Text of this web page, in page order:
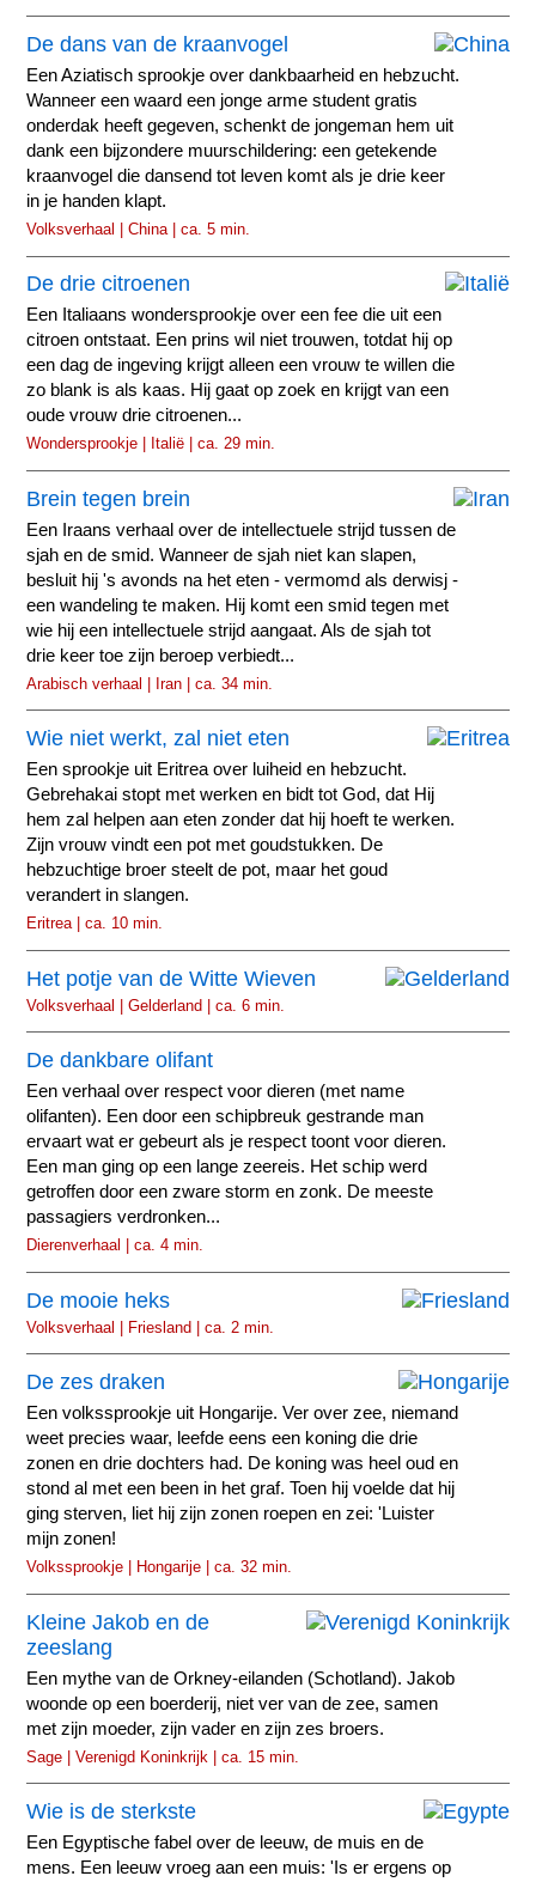
De dans van de kraanvogel
Een Aziatisch sprookje over dankbaarheid en hebzucht.
Wanneer een waard een jonge arme student gratis
onderdak heeft gegeven, schenkt de jongeman hem uit
dank een bijzondere muurschildering: een getekende
kraanvogel die dansend tot leven komt als je drie keer
in je handen klapt.
Volksverhaal | China | ca. 5 min.
De drie citroenen
Een Italiaans wondersprookje over een fee die uit een
citroen ontstaat. Een prins wil niet trouwen, totdat hij op
een dag de ingeving krijgt alleen een vrouw te willen die
zo blank is als kaas. Hij gaat op zoek en krijgt van een
oude vrouw drie citroenen...
Wondersprookje | Italië | ca. 29 min.
Brein tegen brein
Een Iraans verhaal over de intellectuele strijd tussen de
sjah en de smid. Wanneer de sjah niet kan slapen,
besluit hij 's avonds na het eten - vermomd als derwisj -
een wandeling te maken. Hij komt een smid tegen met
wie hij een intellectuele strijd aangaat. Als de sjah tot
drie keer toe zijn beroep verbiedt...
Arabisch verhaal | Iran | ca. 34 min.
Wie niet werkt, zal niet eten
Een sprookje uit Eritrea over luiheid en hebzucht.
Gebrehakai stopt met werken en bidt tot God, dat Hij
hem zal helpen aan eten zonder dat hij hoeft te werken.
Zijn vrouw vindt een pot met goudstukken. De
hebzuchtige broer steelt de pot, maar het goud
verandert in slangen.
Eritrea | ca. 10 min.
Het potje van de Witte Wieven
Volksverhaal | Gelderland | ca. 6 min.
De dankbare olifant
Een verhaal over respect voor dieren (met name
olifanten). Een door een schipbreuk gestrande man
ervaart wat er gebeurt als je respect toont voor dieren.
Een man ging op een lange zeereis. Het schip werd
getroffen door een zware storm en zonk. De meeste
passagiers verdronken...
Dierenverhaal | ca. 4 min.
De mooie heks
Volksverhaal | Friesland | ca. 2 min.
De zes draken
Een volkssprookje uit Hongarije. Ver over zee, niemand
weet precies waar, leefde eens een koning die drie
zonen en drie dochters had. De koning was heel oud en
stond al met een been in het graf. Toen hij voelde dat hij
ging sterven, liet hij zijn zonen roepen en zei: 'Luister
mijn zonen!
Volkssprookje | Hongarije | ca. 32 min.
Kleine Jakob en de
zeeslang
Een mythe van de Orkney-eilanden (Schotland). Jakob
woonde op een boerderij, niet ver van de zee, samen
met zijn moeder, zijn vader en zijn zes broers.
Sage | Verenigd Koninkrijk | ca. 15 min.
Wie is de sterkste
Een Egyptische fabel over de leeuw, de muis en de
mens. Een leeuw vroeg aan een muis: 'Is er ergens op